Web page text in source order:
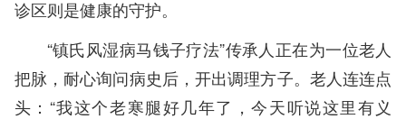
诊区则是健康的守护。
“镇氏风湿病马钱子疗法”传承人正在为一位老人
把脉，耐心询问病史后，开出调理方子。老人连连点
头：“我这个老寒腿好几年了，今天听说这里有义